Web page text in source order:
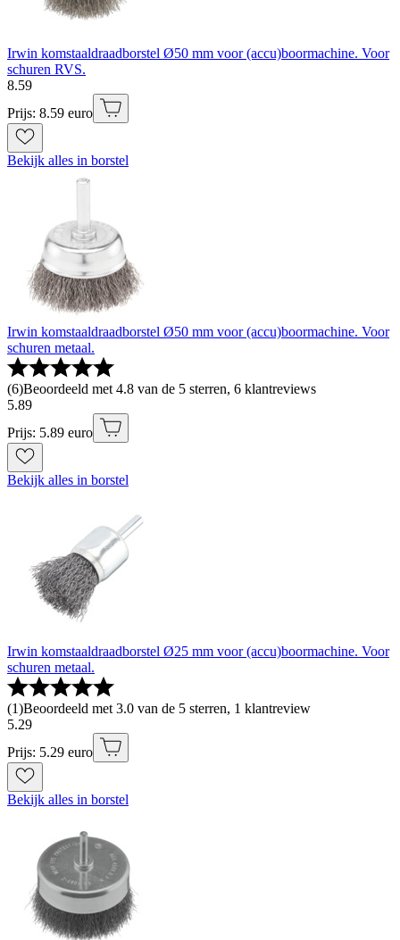
Irwin komstaaldraadborstel Ø50 mm voor (accu)boormachine. Voor
schuren RVS.
8.59
Prijs: 8.59 euro
Bekijk alles in borstel
Irwin komstaaldraadborstel Ø50 mm voor (accu)boormachine. Voor
schuren metaal.
(6)Beoordeeld met 4.8 van de 5 sterren, 6 klantreviews
5.89
Prijs: 5.89 euro
Bekijk alles in borstel
Irwin komstaaldraadborstel Ø25 mm voor (accu)boormachine. Voor
schuren metaal.
(1)Beoordeeld met 3.0 van de 5 sterren, 1 klantreview
5.29
Prijs: 5.29 euro
Bekijk alles in borstel